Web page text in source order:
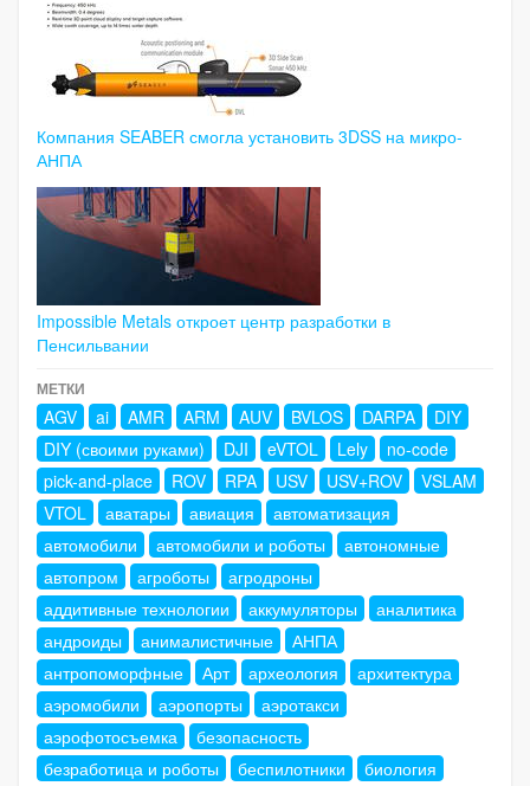
Компания SEABER смогла установить 3DSS на микро-
АНПА
Impossible Metals откроет центр разработки в
Пенсильвании
МЕТКИ
AGV ai AMR ARM AUV BVLOS DARPA
DIY
DIY (своими руками)
DJI eVTOL Lely
no-code
pick-and-place
ROV RPA USV USV+ROV
VSLAM
VTOL
аватары авиация
автоматизация
автомобили
автомобили и роботы
автономные
автопром
агроботы
агродроны
аддитивные технологии
аккумуляторы
аналитика
андроиды
анималистичные
АНПА
антропоморфные
Арт археология
архитектура
аэромобили
аэропорты
аэротакси
аэрофотосъемка
безопасность
безработица и роботы
беспилотники
биология